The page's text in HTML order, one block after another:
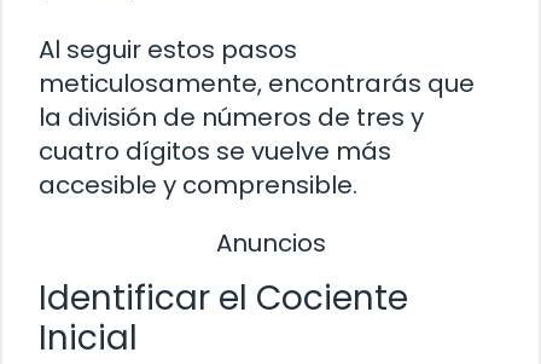
Al seguir estos pasos
meticulosamente, encontrarás que
la división de números de tres y
cuatro dígitos se vuelve más
accesible y comprensible.
Anuncios
Identificar el Cociente
Inicial